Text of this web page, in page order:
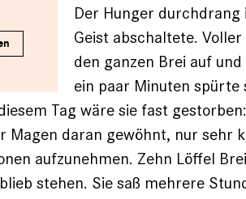
Der Hunger
Geist abschaltete.
den ganzen Brei auf
ein paar Minuten spürte
Tag wäre sie fast
Magen daran gewöhnt, nur sehr
aufzunehmen. Zehn Löffel
stehen. Sie saß mehrere